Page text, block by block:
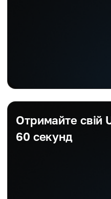
Отримайте свій
60 секунд